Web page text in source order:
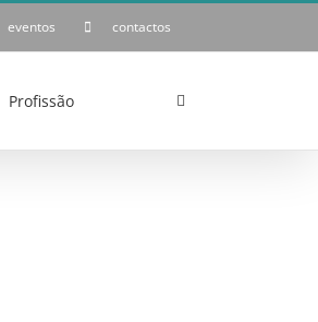
eventos contactos
Profissão